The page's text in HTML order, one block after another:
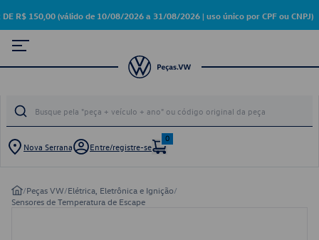
DE R$ 150,00 (válido de 10/08/2026 a 31/08/2026 | uso único por CPF ou CNPJ)
Nova Serrana Entre/registre-se
0
/Peças VW/Elétrica, Eletrônica e Ignição/
Sensores de Temperatura de Escape